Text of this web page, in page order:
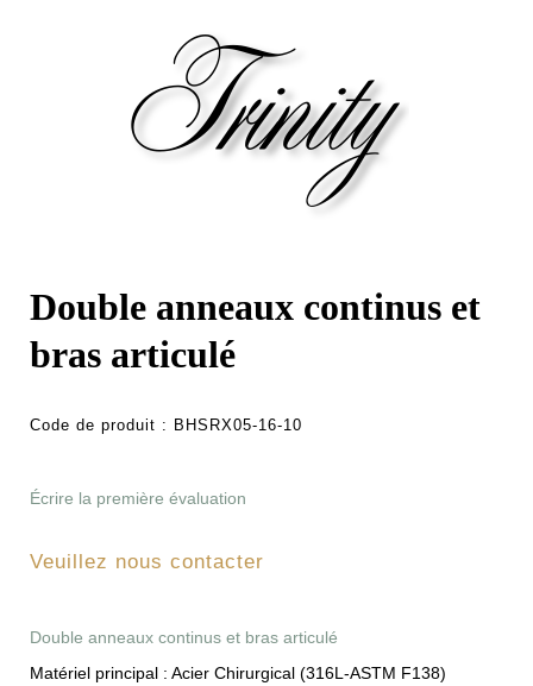
Double anneaux continus et
bras articulé
Code de produit : BHSRX05-16-10
Écrire la première évaluation
Veuillez nous contacter
Double anneaux continus et bras articulé
Matériel principal : Acier Chirurgical (316L-ASTM F138)